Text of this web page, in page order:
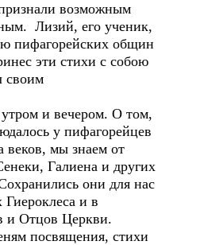
возможным
Лизий, его ученик,
пифагорейских общин
эти стихи с собою
своим
и вечером. О том,
у пифагорейцев
веков, мы знаем от
Галиена и других
они для нас
и в
и Отцов Церкви.
посвящения, стихи